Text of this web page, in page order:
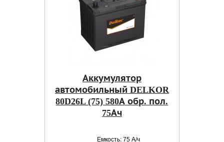
Аккумулятор
автомобильный DELKOR
80D26L (75) 580А обр. пол.
75Ач
Емкость: 75 А/ч